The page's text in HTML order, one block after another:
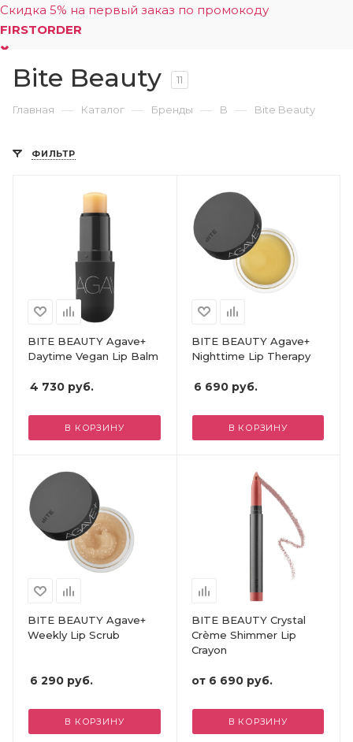
Скидка 5% на первый заказ по промокоду
FIRSTORDER
Bite Beauty 11
Главная — Каталог — Бренды — B — Bite Beauty
ФИЛЬТР
BITE BEAUTY Agave+
Daytime Vegan Lip Balm
4 730 руб.
В КОРЗИНУ
BITE BEAUTY Agave+
Nighttime Lip Therapy
6 690руб.
В КОРЗИНУ
BITE BEAUTY Agave+
Weekly Lip Scrub
6 290 руб.
В КОРЗИНУ
BITE BEAUTY Crystal
Crème Shimmer Lip
Crayon
от 6 690 руб.
В КОРЗИНУ